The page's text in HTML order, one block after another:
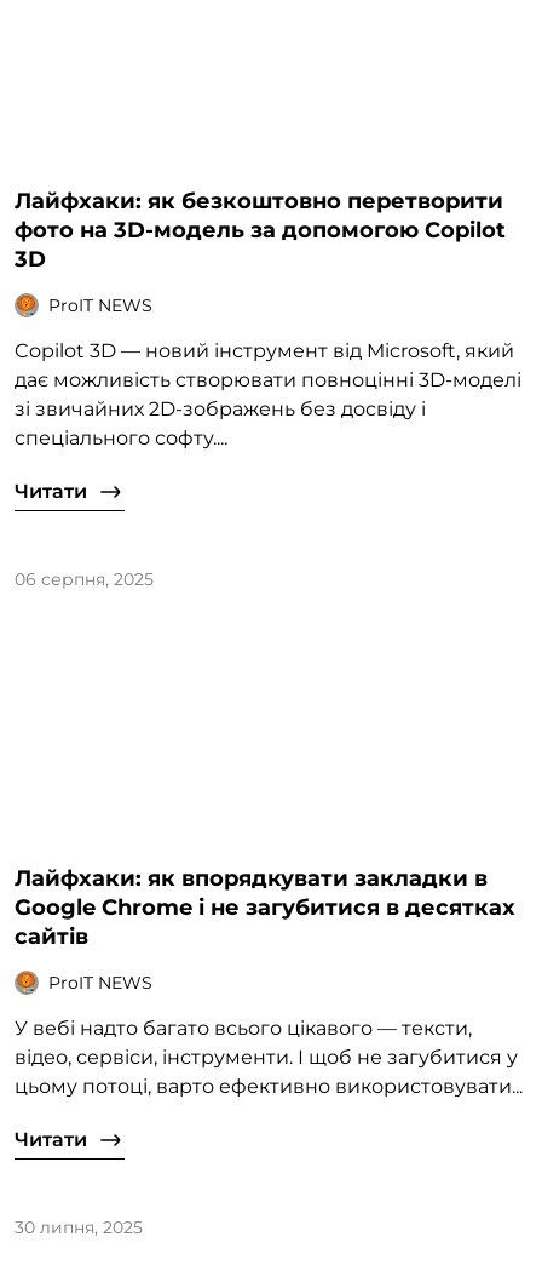
Лайфхаки: як безкоштовно перетворити
фото на 3D-модель за допомогою Copilot
3D
ProIT NEWS
Copilot 3D — новий інструмент від Microsoft, який
дає можливість створювати повноцінні 3D-моделі
зі звичайних 2D-зображень без досвіду і
спеціального софту....
Читати
06 серпня, 2025
Лайфхаки: як впорядкувати закладки в
Google Chrome і не загубитися в десятках
сайтів
ProIT NEWS
У вебі надто багато всього цікавого — тексти,
відео, сервіси, інструменти. І щоб не загубитися у
цьому потоці, варто ефективно використовувати...
Читати
30 липня, 2025